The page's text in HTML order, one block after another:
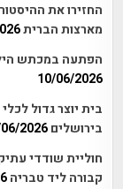
החזירו את
מארצות הברית
הפתעה במכתש הילד
10/06/2026
בית יוצר גדול
בירושלים 2026
חוליית שודדי
קבורה ליד טבריה